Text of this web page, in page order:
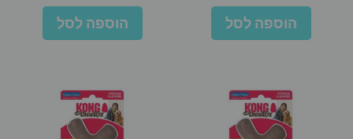
הוספה לסל הוספה לסל